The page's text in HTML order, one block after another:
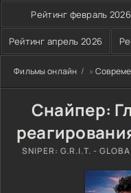
Рейтинг февраль 2026
Рейтинг апрель 2026
Фильмы онлайн »
Снайпер:
SNIPER: G.R.I.T. -